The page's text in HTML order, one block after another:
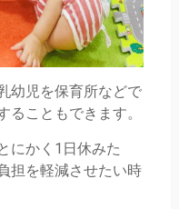
幼児を保育所などで
こともできます。
にかく1日休みた
担を軽減させたい時